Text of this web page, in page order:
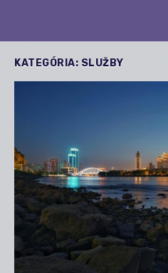
KATEGÓRIA: SLUŽBY